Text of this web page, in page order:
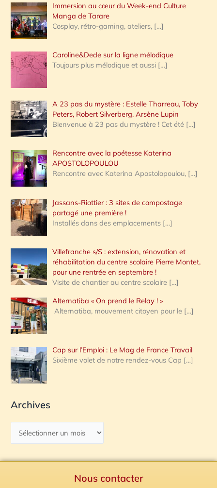
:
Immersion au cœur du Week-end Culture
Manga de Tarare
Cosplay, rétro-gaming, ateliers, […]
Caroline&Dede sur la ligne mélodique
Toujours plus mélodique et aussi […]
A 23 pas du mystère : Estelle Tharreau, Toby
Peters, Robert Silverberg, Arsène Lupin
Bienvenue à 23 pas du mystère ! Cet été […]
Rencontre avec la poétesse Katerina
APOSTOLOPOULOU
Rencontre avec Katerina Apostolopoulou, […]
Jassans-Riottier : 3 sites de compostage
partagé une première !
Installés dans des emplacements […]
Villefranche s/S : extension, rénovation et
réhabilitation du centre scolaire Pierre Montet,
pour une rentrée en septembre !
Visite de chantier au centre scolaire […]
Alternatiba « On prend le Relay ! »
Alternatiba, mouvement citoyen pour le […]
Cap sur l’Emploi : Le Mag de France Travail
Sixième volet de notre rendez-vous Cap […]
Archives
Nous contacter